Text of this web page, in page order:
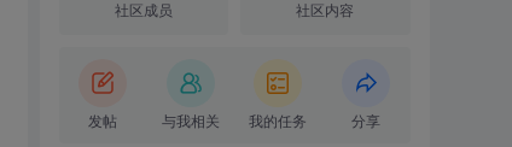
社区成员 社区内容
发帖 与我相关 我的任务 分享